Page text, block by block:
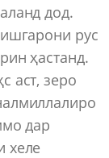
дод.
рус
ҳастанд.
аст, зеро
дар
хеле